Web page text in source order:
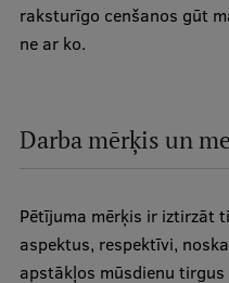
Ģerbonis
Virtuālā tūre
Studiju un vides
raksturīgo cenšanos gūt
ne ar ko.
Darba mērķis un
Pētījuma mērķis ir iztirzāt
aspektus, respektīvi,
apstākļos mūsdienu